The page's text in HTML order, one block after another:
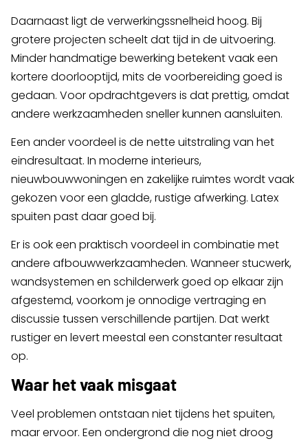
Daarnaast ligt de verwerkingssnelheid hoog. Bij
grotere projecten scheelt dat tijd in de uitvoering.
Minder handmatige bewerking betekent vaak een
kortere doorlooptijd, mits de voorbereiding goed is
gedaan. Voor opdrachtgevers is dat prettig, omdat
andere werkzaamheden sneller kunnen aansluiten.
Een ander voordeel is de nette uitstraling van het
eindresultaat. In moderne interieurs,
nieuwbouwwoningen en zakelijke ruimtes wordt vaak
gekozen voor een gladde, rustige afwerking. Latex
spuiten past daar goed bij.
Er is ook een praktisch voordeel in combinatie met
andere afbouwwerkzaamheden. Wanneer stucwerk,
wandsystemen en schilderwerk goed op elkaar zijn
afgestemd, voorkom je onnodige vertraging en
discussie tussen verschillende partijen. Dat werkt
rustiger en levert meestal een constanter resultaat
op.
Waar het vaak misgaat
Veel problemen ontstaan niet tijdens het spuiten,
maar ervoor. Een ondergrond die nog niet droog